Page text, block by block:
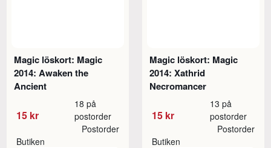
Magic löskort: Magic
2014: Awaken the
Ancient
15 kr
18 på
postorder
Butiken
Postorder
Magic löskort: Magic
2014: Xathrid
Necromancer
15 kr
13 på
postorder
Butiken
Postorder